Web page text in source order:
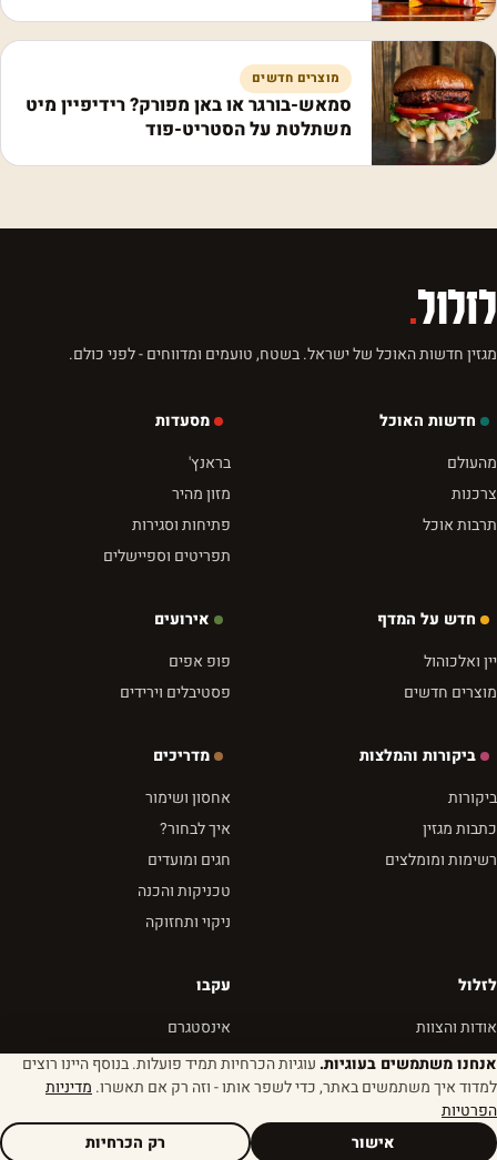
מוצרים חדשים
סמאש-בורגר או באן מפורק? רידיפיין מיט
משתלטת על הסטריט-פוד
לזלול.
מגזין חדשות האוכל של ישראל. בשטח, טועמים ומדווחים - לפני כולם.
חדשות האוכל
מהעולם
צרכנות
תרבות אוכל
מסעדות
בראנץ'
מזון מהיר
פתיחות וסגירות
תפריטים וספיישלים
חדש על המדף
יין ואלכוהול
מוצרים חדשים
אירועים
פופ אפים
פסטיבלים וירידים
ביקורות והמלצות
ביקורות
כתבות מגזין
רשימות ומומלצים
מדריכים
אחסון ושימור
איך לבחור?
חגים ומועדים
טכניקות והכנה
ניקוי ותחזוקה
לזלול
אודות והצוות
צרו קשר
הצהרת אתיקה
פרטיות ותנאים
עקבו
אינסטגרם
פייסבוק
יוטיוב
RSS
אנחנו משתמשים בעוגיות. עוגיות הכרחיות תמיד פועלות. בנוסף היינו רוצים
למדוד איך משתמשים באתר, כדי לשפר אותו - וזה רק אם תאשרו. מדיניות
הפרטיות
אישור
רק הכרחיות